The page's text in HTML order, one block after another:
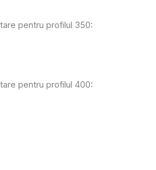
pentru profilul 350:
pentru profilul 400: